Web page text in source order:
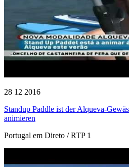
28 12 2016
Standup Paddle ist der Alqueva-
animieren
Portugal em Direto / RTP 1